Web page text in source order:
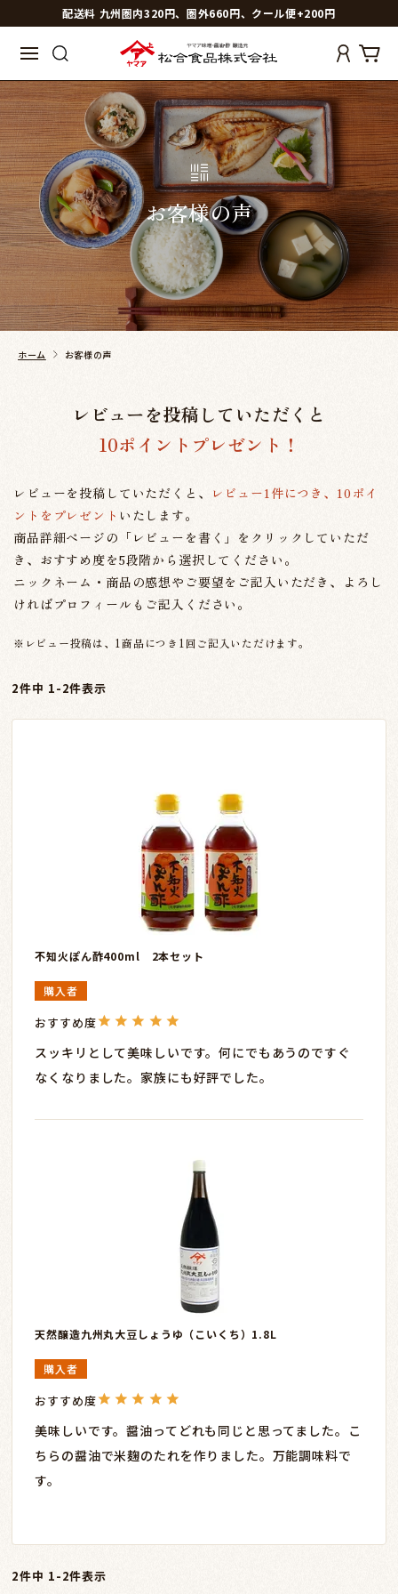
配送料 九州圏内320円、圏外660円、クール便+200円
お客様の声
ホーム お客様の声
レビューを投稿していただくと
10ポイントプレゼント！
レビューを投稿していただくと、 レビュー1件につき、10ポイ
ントをプレゼント いたします。
商品詳細ページの「レビューを書く」をクリックしていただ
き、おすすめ度を5段階から選択してください。
ニックネーム・商品の感想やご要望をご記入いただき、よろし
ければプロフィールもご記入ください。
※レビュー投稿は、1商品につき1回ご記入いただけます。
2件中 1-2件表示
不知火ぽん酢400ml 2本セット
購入者
スッキリとして美味しいです。何にでもあうのですぐ
なくなりました。家族にも好評でした。
天然醸造九州丸大豆しょうゆ（こいくち）1.8L
購入者
美味しいです。醤油ってどれも同じと思ってました。こ
ちらの醤油で米麹のたれを作りました。万能調味料で
す。
2件中 1-2件表示